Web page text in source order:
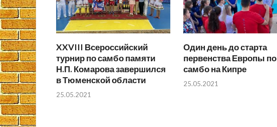
XXVIII Всероссийский
турнир по самбо памяти
Н.П. Комарова завершился
в Тюменской области
25.05.2021
Один день до старта
первенства Европы по
самбо на Кипре
25.05.2021